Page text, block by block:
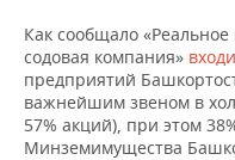
Как сообщало
содовая компания»
предприятий
важнейшим звеном в
57% акций), при этом
Минземимущества